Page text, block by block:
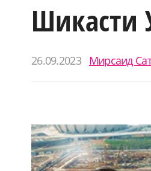
Шикасти
26.09.2023 Мирсаид